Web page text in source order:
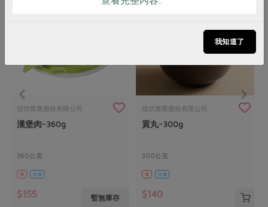
信功實業股份有限公司
漢堡肉-360g
360公克
葷 冷凍
$155 暫無庫存
信功實業股份有限公司
貢丸-300g
300公克
葷 冷凍
$140
我知道了